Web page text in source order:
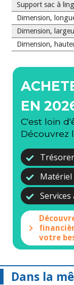
Support sac à
Dimension,
Dimension,
Dimension,
EN
C'est loin
Découvrez
Services
votre
Dans la